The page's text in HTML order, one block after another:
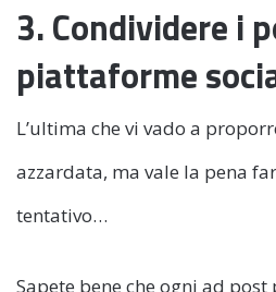
3. Condividere i
piattaforme
L’ultima che vi vado a
azzardata, ma vale la pena
tentativo…
Sapete bene che ogni ad